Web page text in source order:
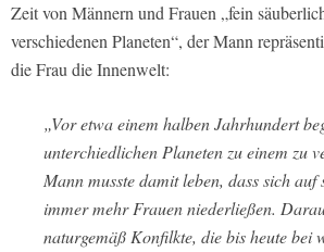
Zeit von Männern und Frauen „fein
verschiedenen Planeten“, der Mann
die Frau die Innenwelt:
„Vor etwa einem halben Jahrhundert
unterchiedlichen Planeten zu einem zu
Mann musste damit leben, dass sich auf
immer mehr Frauen niederließen.
naturgemäß Konfilkte, die bis heute bei